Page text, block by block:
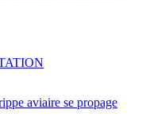
aviaire se propage